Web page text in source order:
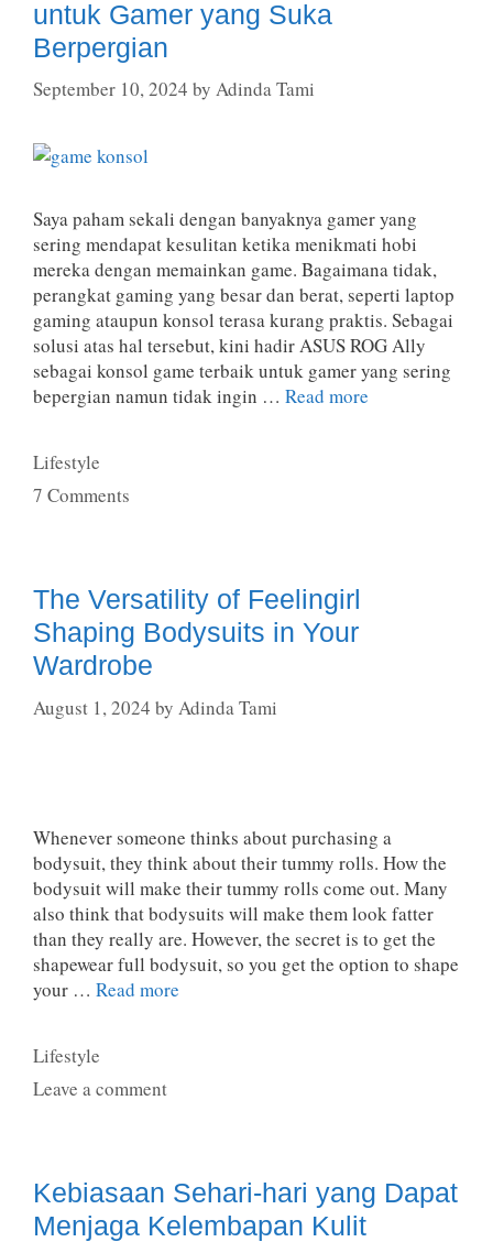
untuk Gamer yang Suka
Berpergian
September 10, 2024 by Adinda Tami
Saya paham sekali dengan banyaknya gamer yang
sering mendapat kesulitan ketika menikmati hobi
mereka dengan memainkan game. Bagaimana tidak,
perangkat gaming yang besar dan berat, seperti laptop
gaming ataupun konsol terasa kurang praktis. Sebagai
solusi atas hal tersebut, kini hadir ASUS ROG Ally
sebagai konsol game terbaik untuk gamer yang sering
bepergian namun tidak ingin … Read more
Categories
Lifestyle
7 Comments
The Versatility of Feelingirl
Shaping Bodysuits in Your
Wardrobe
August 1, 2024 by Adinda Tami
Whenever someone thinks about purchasing a
bodysuit, they think about their tummy rolls. How the
bodysuit will make their tummy rolls come out. Many
also think that bodysuits will make them look fatter
than they really are. However, the secret is to get the
shapewear full bodysuit, so you get the option to shape
your … Read more
Categories
Lifestyle
Leave a comment
Kebiasaan Sehari-hari yang Dapat
Menjaga Kelembapan Kulit